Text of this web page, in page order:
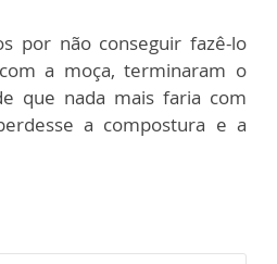
por não conseguir fazê-lo
a moça, terminaram o
que nada mais faria com
a compostura e a